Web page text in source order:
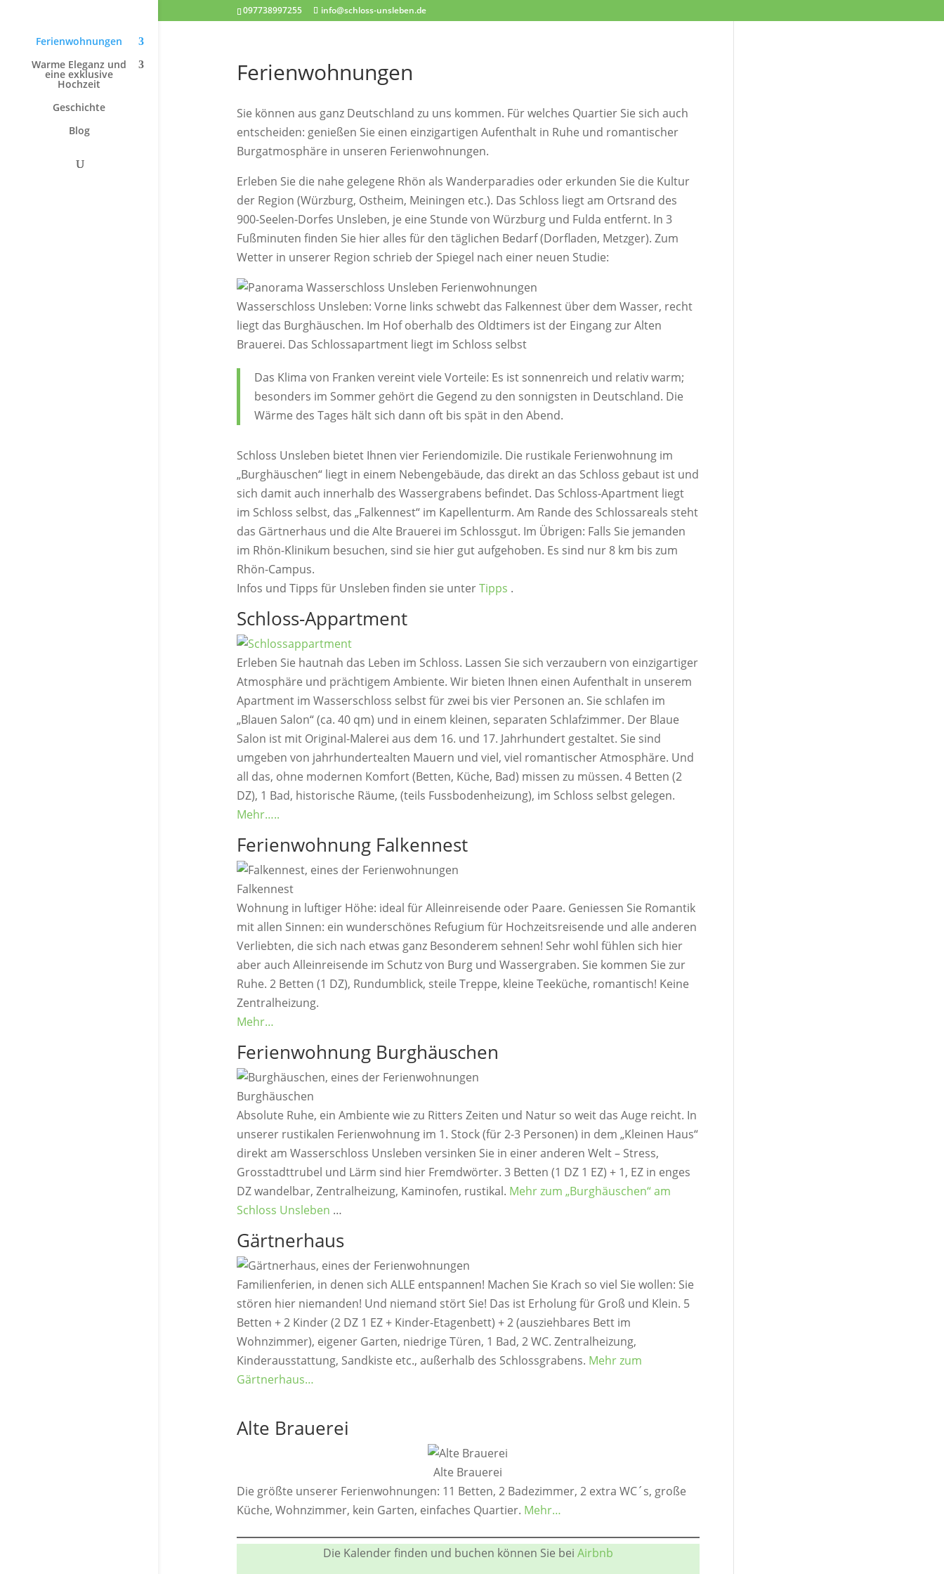
097738997255 info@schloss-unsleben.de
Ferienwohnungen
Warme Eleganz und
eine exklusive
Hochzeit
Geschichte
Blog
Ferienwohnungen
Sie können aus ganz Deutschland zu uns kommen. Für welches Quartier Sie sich auch
entscheiden: genießen Sie einen einzigartigen Aufenthalt in Ruhe und romantischer
Burgatmosphäre in unseren Ferienwohnungen.
Erleben Sie die nahe gelegene Rhön als Wanderparadies oder erkunden Sie die Kultur
der Region (Würzburg, Ostheim, Meiningen etc.). Das Schloss liegt am Ortsrand des
900-Seelen-Dorfes Unsleben, je eine Stunde von Würzburg und Fulda entfernt. In 3
Fußminuten finden Sie hier alles für den täglichen Bedarf (Dorfladen, Metzger). Zum
Wetter in unserer Region schrieb der Spiegel nach einer neuen Studie:
Wasserschloss Unsleben: Vorne links schwebt das Falkennest über dem Wasser, recht
liegt das Burghäuschen. Im Hof oberhalb des Oldtimers ist der Eingang zur Alten
Brauerei. Das Schlossapartment liegt im Schloss selbst
Das Klima von Franken vereint viele Vorteile: Es ist sonnenreich und relativ warm;
besonders im Sommer gehört die Gegend zu den sonnigsten in Deutschland. Die
Wärme des Tages hält sich dann oft bis spät in den Abend.
Schloss Unsleben bietet Ihnen vier Feriendomizile. Die rustikale Ferienwohnung im
„Burghäuschen“ liegt in einem Nebengebäude, das direkt an das Schloss gebaut ist und
sich damit auch innerhalb des Wassergrabens befindet. Das Schloss-Apartment liegt
im Schloss selbst, das „Falkennest“ im Kapellenturm. Am Rande des Schlossareals steht
das Gärtnerhaus und die Alte Brauerei im Schlossgut. Im Übrigen: Falls Sie jemanden
im Rhön-Klinikum besuchen, sind sie hier gut aufgehoben. Es sind nur 8 km bis zum
Rhön-Campus.
Infos und Tipps für Unsleben finden sie unterTipps .
Schloss-Appartment
Erleben Sie hautnah das Leben im Schloss. Lassen Sie sich verzaubern von einzigartiger
Atmosphäre und prächtigem Ambiente. Wir bieten Ihnen einen Aufenthalt in unserem
Apartment im Wasserschloss selbst für zwei bis vier Personen an. Sie schlafen im
„Blauen Salon“ (ca. 40 qm) und in einem kleinen, separaten Schlafzimmer. Der Blaue
Salon ist mit Original-Malerei aus dem 16. und 17. Jahrhundert gestaltet. Sie sind
umgeben von jahrhundertealten Mauern und viel, viel romantischer Atmosphäre. Und
all das, ohne modernen Komfort (Betten, Küche, Bad) missen zu müssen. 4 Betten (2
DZ), 1 Bad, historische Räume, (teils Fussbodenheizung), im Schloss selbst gelegen.
Mehr…..
Ferienwohnung Falkennest
Falkennest
Wohnung in luftiger Höhe: ideal für Alleinreisende oder Paare. Geniessen Sie Romantik
mit allen Sinnen: ein wunderschönes Refugium für Hochzeitsreisende und alle anderen
Verliebten, die sich nach etwas ganz Besonderem sehnen! Sehr wohl fühlen sich hier
aber auch Alleinreisende im Schutz von Burg und Wassergraben. Sie kommen Sie zur
Ruhe. 2 Betten (1 DZ), Rundumblick, steile Treppe, kleine Teeküche, romantisch! Keine
Zentralheizung.
Mehr…
Ferienwohnung Burghäuschen
Burghäuschen
Absolute Ruhe, ein Ambiente wie zu Ritters Zeiten und Natur so weit das Auge reicht. In
unserer rustikalen Ferienwohnung im 1. Stock (für 2-3 Personen) in dem „Kleinen Haus“
direkt am Wasserschloss Unsleben versinken Sie in einer anderen Welt – Stress,
Grosstadttrubel und Lärm sind hier Fremdwörter. 3 Betten (1 DZ 1 EZ) + 1, EZ in enges
DZ wandelbar, Zentralheizung, Kaminofen, rustikal. Mehr zum „Burghäuschen“ am
Schloss Unsleben …
Gärtnerhaus
Familienferien, in denen sich ALLE entspannen! Machen Sie Krach so viel Sie wollen: Sie
stören hier niemanden! Und niemand stört Sie! Das ist Erholung für Groß und Klein. 5
Betten + 2 Kinder (2 DZ 1 EZ + Kinder-Etagenbett) + 2 (ausziehbares Bett im
Wohnzimmer), eigener Garten, niedrige Türen, 1 Bad, 2 WC. Zentralheizung,
Kinderausstattung, Sandkiste etc., außerhalb des Schlossgrabens. Mehr zum
Gärtnerhaus…
Alte Brauerei
Alte Brauerei
Die größte unserer Ferienwohnungen: 11 Betten, 2 Badezimmer, 2 extra WC´s, große
Küche, Wohnzimmer, kein Garten, einfaches Quartier. Mehr…
Die Kalender finden und buchen können Sie bei Airbnb